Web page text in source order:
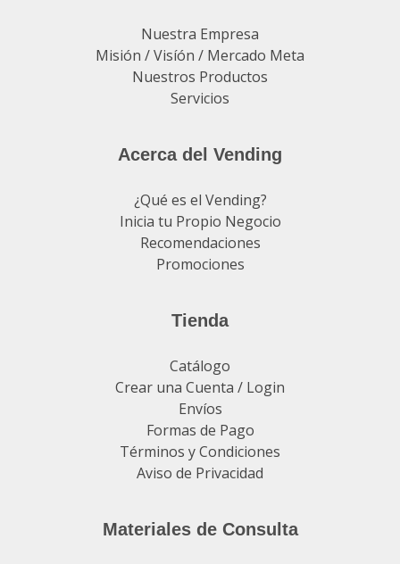
Nuestra Empresa
Misión / Visíón / Mercado Meta
Nuestros Productos
Servicios
Acerca del Vending
¿Qué es el Vending?
Inicia tu Propio Negocio
Recomendaciones
Promociones
Tienda
Catálogo
Crear una Cuenta / Login
Envíos
Formas de Pago
Términos y Condiciones
Aviso de Privacidad
Materiales de Consulta